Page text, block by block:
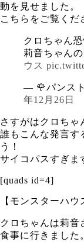
動を見せました。
こちらをご覧くだ
クロちゃん
莉音ちゃん
ウス
— 🌹パンス
年12月26日
さすがはクロちゃ
誰もこんな発言す
う！
サイコパスすぎま
[quads id=4]
【モンスターハ
クロちゃんは莉
食事に行きました